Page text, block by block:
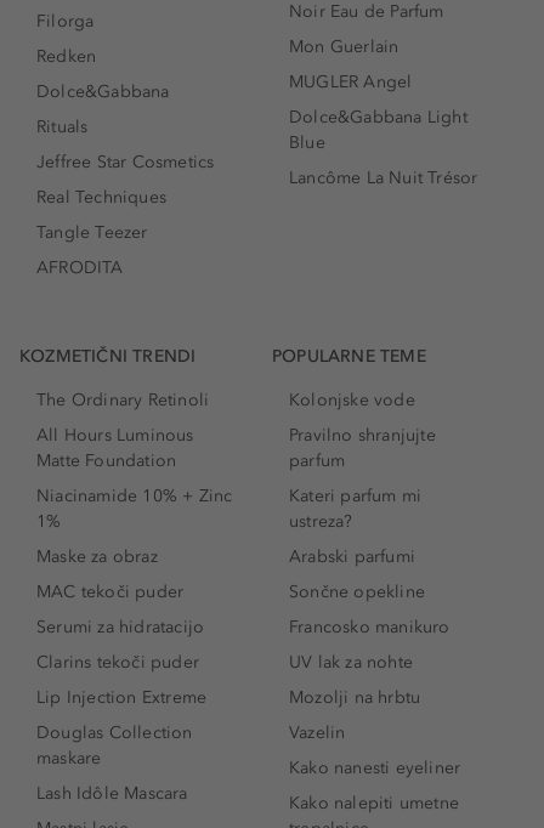
Filorga
Redken
Dolce&Gabbana
Rituals
Jeffree Star Cosmetics
Real Techniques
Tangle Teezer
AFRODITA
Noir Eau de Parfum
Mon Guerlain
MUGLER Angel
Dolce&Gabbana Light
Blue
Lancôme La Nuit Trésor
KOZMETIČNI TRENDI
The Ordinary Retinoli
All Hours Luminous
Matte Foundation
Niacinamide 10% + Zinc
1%
Maske za obraz
MAC tekoči puder
Serumi za hidratacijo
Clarins tekoči puder
Lip Injection Extreme
Douglas Collection
maskare
Lash Idôle Mascara
POPULARNE TEME
Kolonjske vode
Pravilno shranjujte
parfum
Kateri parfum mi
ustreza?
Arabski parfumi
Sončne opekline
Francosko manikuro
UV lak za nohte
Mozolji na hrbtu
Vazelin
Kako nanesti eyeliner
Kako nalepiti umetne